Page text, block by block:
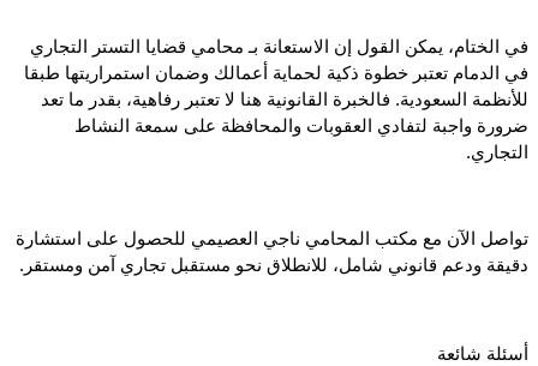
التجاري.
دقيقة ودعم قانوني شامل، للانطلاق نحو مستقبل تجاري آمن ومستقر.
أسئلة شائعة